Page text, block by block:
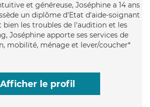
et généreuse, Joséphine a 14 ans
un diplôme d'Etat d'aide-soignant
bien les troubles de l'audition et les
Joséphine apporte ses services de
mobilité, ménage et lever/coucher*
Afficher le profil